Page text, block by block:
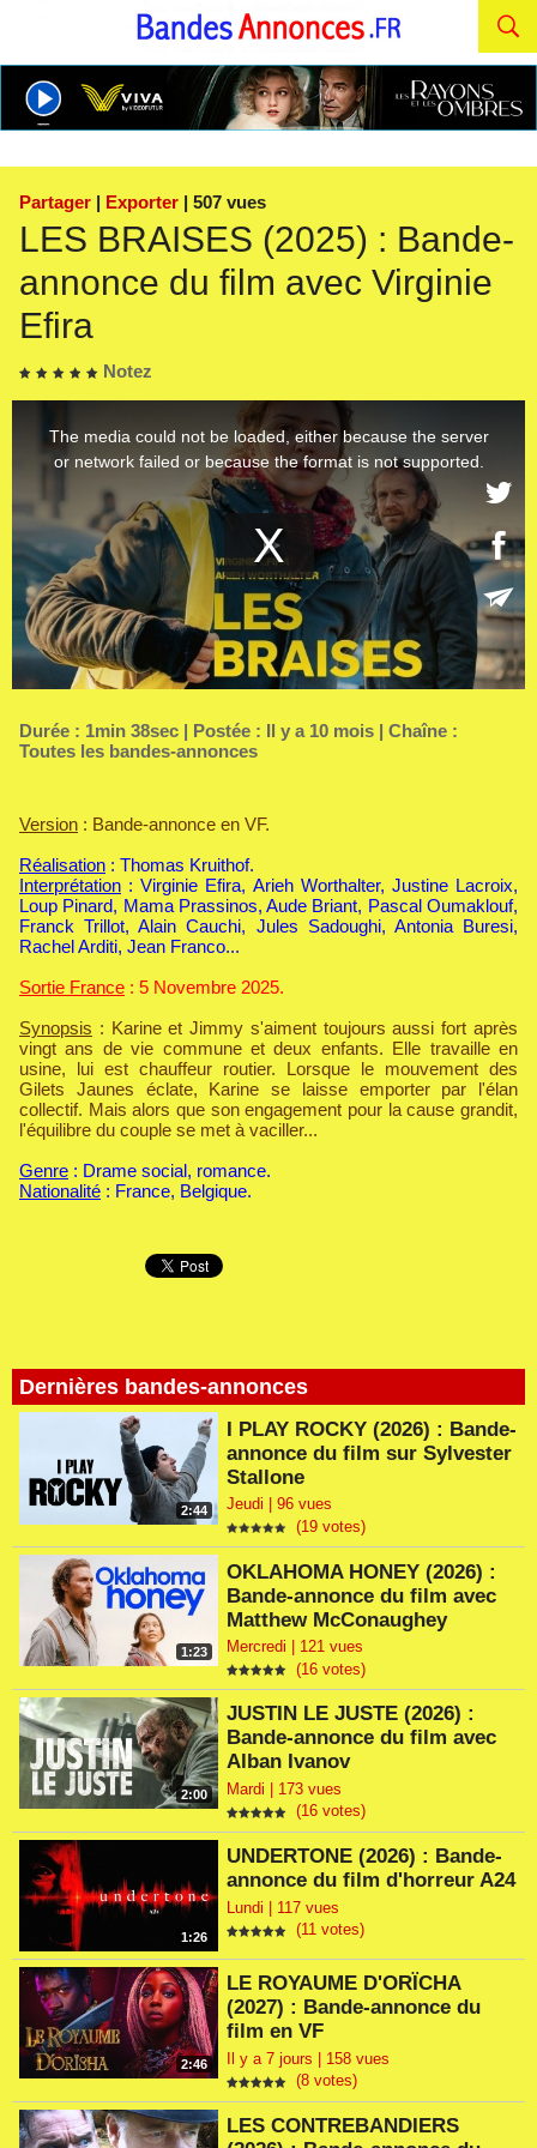
Partager | Exporter | 507 vues
LES BRAISES (2025) : Bande-
annonce du film avec Virginie
Efira
Notez
Dernières bandes-annonces
2:44
I PLAY ROCKY (2026) : Bande-
annonce du film sur Sylvester
Stallone
Jeudi | 96 vues
(19 votes)
1:23
OKLAHOMA HONEY (2026) :
Bande-annonce du film avec
Matthew McConaughey
Mercredi | 121 vues
(16 votes)
2:00
JUSTIN LE JUSTE (2026) :
Bande-annonce du film avec
Alban Ivanov
Mardi | 173 vues
(16 votes)
1:26
UNDERTONE (2026) : Bande-
annonce du film d'horreur A24
Lundi | 117 vues
(11 votes)
2:46
LE ROYAUME D'ORÏCHA
(2027) : Bande-annonce du
film en VF
Il y a 7 jours | 158 vues
(8 votes)
LES CONTREBANDIERS
Durée : 1min 38sec | Postée : Il y a 10 mois | Chaîne :
Toutes les bandes-annonces
Version : Bande-annonce en VF.
Réalisation : Thomas Kruithof.
Interprétation : Virginie Efira, Arieh Worthalter, Justine Lacroix,
Loup Pinard, Mama Prassinos, Aude Briant, Pascal Oumaklouf,
Franck Trillot, Alain Cauchi, Jules Sadoughi, Antonia Buresi,
Rachel Arditi, Jean Franco...
Sortie France : 5 Novembre 2025.
Synopsis : Karine et Jimmy s'aiment toujours aussi fort après
vingt ans de vie commune et deux enfants. Elle travaille en
usine, lui est chauffeur routier. Lorsque le mouvement des
Gilets Jaunes éclate, Karine se laisse emporter par l'élan
collectif. Mais alors que son engagement pour la cause grandit,
l'équilibre du couple se met à vaciller...
Genre : Drame social, romance.
Nationalité : France, Belgique.